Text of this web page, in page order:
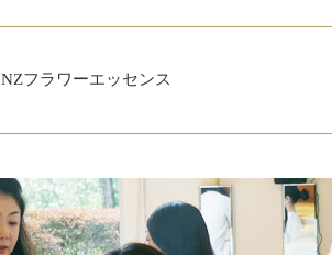
NZフラワーエッセンス